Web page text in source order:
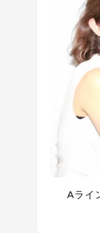
Aライ